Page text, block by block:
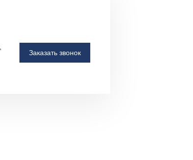
Заказать звонок